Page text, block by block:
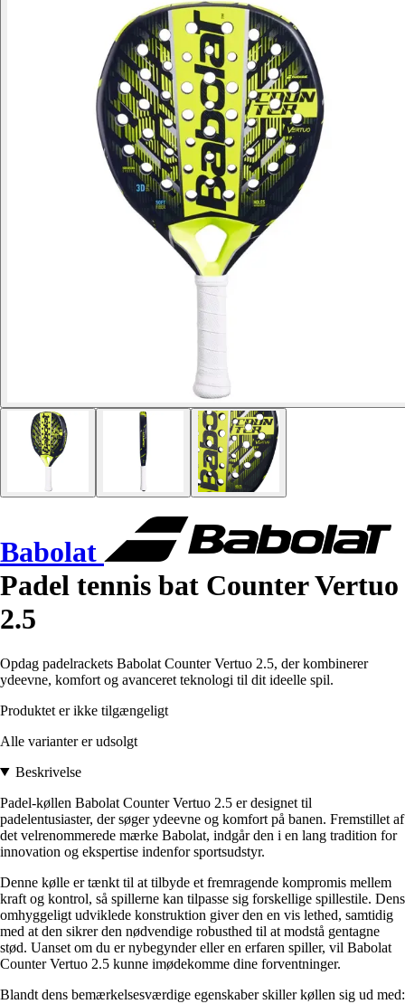
Babolat
Padel tennis bat Counter Vertuo
2.5
Opdag padelrackets Babolat Counter Vertuo 2.5, der kombinerer
ydeevne, komfort og avanceret teknologi til dit ideelle spil.
Produktet er ikke tilgængeligt
Alle varianter er udsolgt
Beskrivelse
Padel-køllen Babolat Counter Vertuo 2.5 er designet til
padelentusiaster, der søger ydeevne og komfort på banen. Fremstillet af
det velrenommerede mærke Babolat, indgår den i en lang tradition for
innovation og ekspertise indenfor sportsudstyr.
Denne kølle er tænkt til at tilbyde et fremragende kompromis mellem
kraft og kontrol, så spillerne kan tilpasse sig forskellige spillestile. Dens
omhyggeligt udviklede konstruktion giver den en vis lethed, samtidig
med at den sikrer den nødvendige robusthed til at modstå gentagne
stød. Uanset om du er nybegynder eller en erfaren spiller, vil Babolat
Counter Vertuo 2.5 kunne imødekomme dine forventninger.
Blandt dens bemærkelsesværdige egenskaber skiller køllen sig ud med: